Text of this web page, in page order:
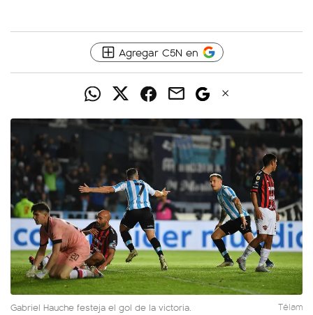
Agregar C5N en
Gabriel Hauche festeja el gol de la victoria. Télam